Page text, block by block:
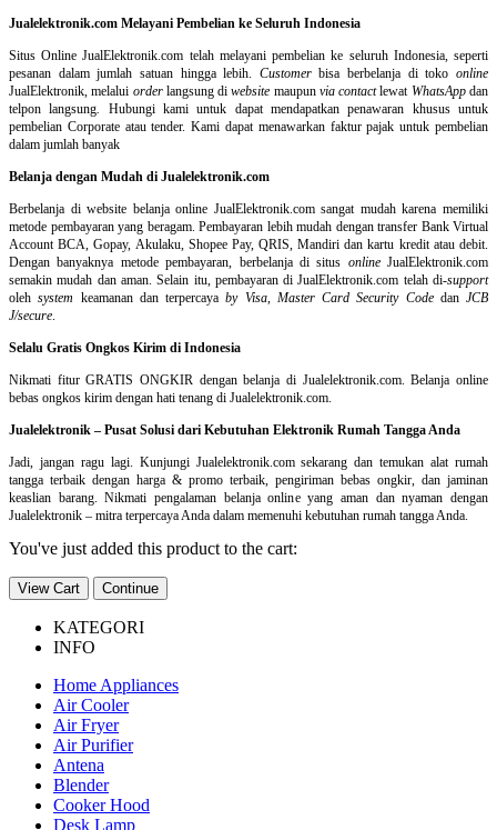
Jualelektronik.com Melayani Pembelian ke Seluruh Indonesia
Situs Online JualElektronik.com telah melayani pembelian ke seluruh Indonesia, seperti
pesanan dalam jumlah satuan hingga lebih. Customerbisa berbelanja di tokoonline
JualElektronik, melalui orderlangsung diwebsite maupun via contactlewat WhatsAppdan
telpon langsung. Hubungi kami untuk dapat mendapatkan penawaran khusus untuk
pembelian Corporate atau tender. Kami dapat menawarkan faktur pajak untuk pembelian
dalam jumlah banyak
Belanja dengan Mudah di Jualelektronik.com
Berbelanja diwebsite belanja online JualElektronik.com sangat mudah karena memiliki
metode pembayaran yang beragam. Pembayaran lebih mudah dengan transfer Bank Virtual
Account BCA, Gopay, Akulaku, Shopee Pay, QRIS, Mandiri dan kartu kredit atau debit.
Dengan banyaknya metode pembayaran, berbelanja di situs onlineJualElektronik.com
semakin mudah dan aman. Selain itu, pembayaran di JualElektronik.com telah di-support
olehsystem keamanan dan terpercayaby Visa, Master Card Security Codedan JCB
J/secure.
Selalu Gratis Ongkos Kirim di Indonesia
Nikmati fitur GRATIS ONGKIR dengan belanja di Jualelektronik.com. Belanja online
bebas ongkos kirim dengan hati tenang di Jualelektronik.com.
Jualelektronik – Pusat Solusi dari Kebutuhan Elektronik Rumah Tangga Anda
Jadi, jangan ragu lagi. Kunjungi Jualelektronik.com sekarang dan temukan alat rumah
tangga terbaik dengan harga & promo terbaik, pengiriman bebas ongkir, dan jaminan
keaslian barang. Nikmati pengalaman belanja online yang aman dan nyaman dengan
Jualelektronik – mitra terpercaya Anda dalam memenuhi kebutuhan rumah tangga Anda.
You've just added this product to the cart:
View Cart Continue
KATEGORI
INFO
Home Appliances
Air Cooler
Air Fryer
Air Purifier
Antena
Blender
Cooker Hood
Desk Lamp